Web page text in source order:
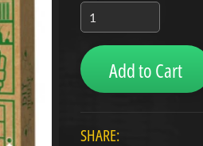
Add to Cart
SHARE: